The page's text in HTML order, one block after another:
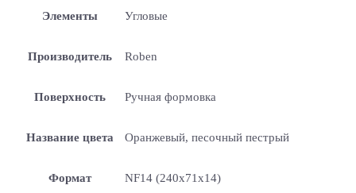
Элементы Угловые
Производитель Roben
Поверхность Ручная формовка
Название цвета Оранжевый, песочный пестрый
Формат NF14 (240x71x14)